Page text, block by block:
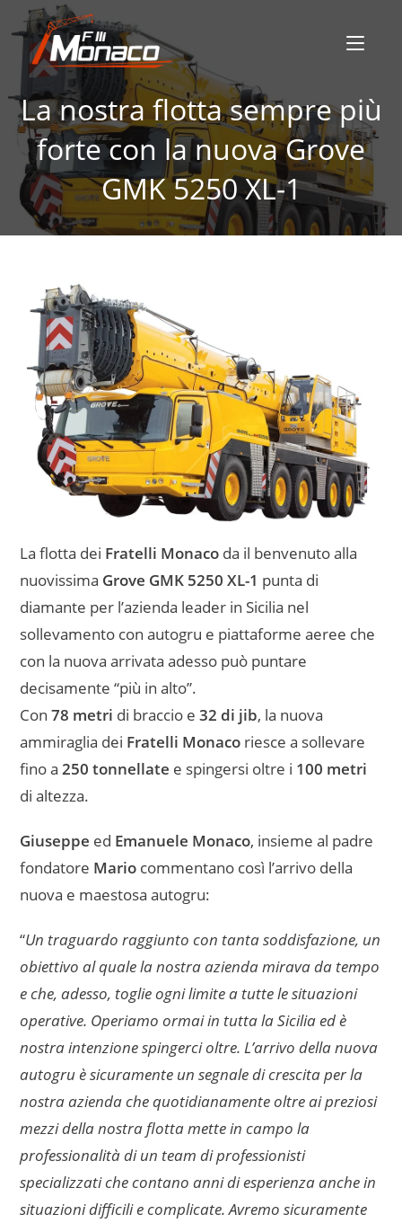
La nostra flotta sempre più
forte con la nuova Grove
GMK 5250 XL-1
La flotta dei Fratelli Monaco da il benvenuto alla
nuovissima Grove GMK 5250 XL-1 punta di
diamante per l’azienda leader in Sicilia nel
sollevamento con autogru e piattaforme aeree che
con la nuova arrivata adesso può puntare
decisamente “più in alto”.
Con78 metri di braccio e 32 di jib, la nuova
ammiraglia dei Fratelli Monaco riesce a sollevare
fino a250 tonnellate e spingersi oltre i 100 metri
di altezza.
Giuseppe ed Emanuele Monaco, insieme al padre
fondatore Mario commentano così l’arrivo della
nuova e maestosa autogru:
“Un traguardo raggiunto con tanta soddisfazione, un
obiettivo al quale la nostra azienda mirava da tempo
e che, adesso, toglie ogni limite a tutte le situazioni
operative. Operiamo ormai in tutta la Sicilia ed è
nostra intenzione spingerci oltre. L’arrivo della nuova
autogru è sicuramente un segnale di crescita per la
nostra azienda che quotidianamente oltre ai preziosi
mezzi della nostra flotta mette in campo la
professionalità di un team di professionisti
specializzati che contano anni di esperienza anche in
situazioni difficili e complicate. Avremo sicuramente